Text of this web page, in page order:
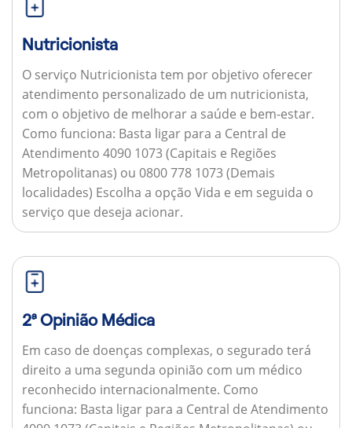
Nutricionista
O serviço Nutricionista tem por objetivo oferecer
atendimento personalizado de um nutricionista,
com o objetivo de melhorar a saúde e bem-estar.
Como funciona: Basta ligar para a Central de
Atendimento 4090 1073 (Capitais e Regiões
Metropolitanas) ou 0800 778 1073 (Demais
localidades) Escolha a opção Vida e em seguida o
serviço que deseja acionar.
2ª Opinião Médica
Em caso de doenças complexas, o segurado terá
direito a uma segunda opinião com um médico
reconhecido internacionalmente. Como
funciona: Basta ligar para a Central de Atendimento